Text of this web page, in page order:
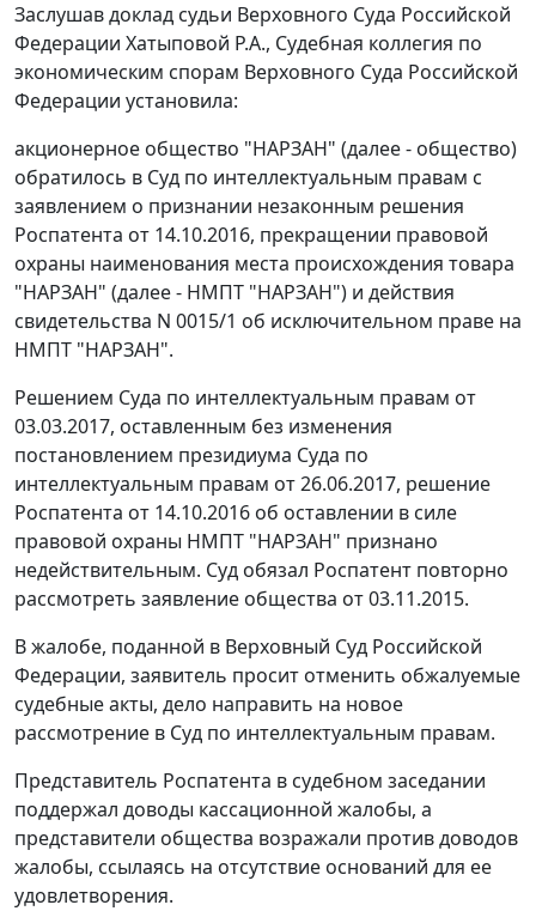
Заслушав доклад судьи Верховного Суда Российской
Федерации Хатыповой Р.А., Судебная коллегия по
экономическим спорам Верховного Суда Российской
Федерации установила:
акционерное общество "НАРЗАН" (далее - общество)
обратилось в Суд по интеллектуальным правам с
заявлением о признании незаконным решения
Роспатента от 14.10.2016, прекращении правовой
охраны наименования места происхождения товара
"НАРЗАН" (далее - НМПТ "НАРЗАН") и действия
свидетельства N 0015/1 об исключительном праве на
НМПТ "НАРЗАН".
Решением Суда по интеллектуальным правам от
03.03.2017, оставленным без изменения
постановлением президиума Суда по
интеллектуальным правам от 26.06.2017, решение
Роспатента от 14.10.2016 об оставлении в силе
правовой охраны НМПТ "НАРЗАН" признано
недействительным. Суд обязал Роспатент повторно
рассмотреть заявление общества от 03.11.2015.
В жалобе, поданной в Верховный Суд Российской
Федерации, заявитель просит отменить обжалуемые
судебные акты, дело направить на новое
рассмотрение в Суд по интеллектуальным правам.
Представитель Роспатента в судебном заседании
поддержал доводы кассационной жалобы, а
представители общества возражали против доводов
жалобы, ссылаясь на отсутствие оснований для ее
удовлетворения.